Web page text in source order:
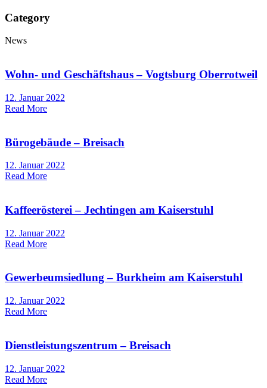
Category
News
Wohn- und Geschäftshaus – Vogtsburg Oberrotweil
12. Januar 2022
Read More
Bürogebäude – Breisach
12. Januar 2022
Read More
Kaffeerösterei – Jechtingen am Kaiserstuhl
12. Januar 2022
Read More
Gewerbeumsiedlung – Burkheim am Kaiserstuhl
12. Januar 2022
Read More
Dienstleistungszentrum – Breisach
12. Januar 2022
Read More